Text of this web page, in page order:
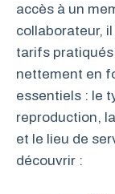
accès à un
collaborateur,
tarifs
nettement en
essentiels : le
reproduction,
et le lieu de
découvrir :